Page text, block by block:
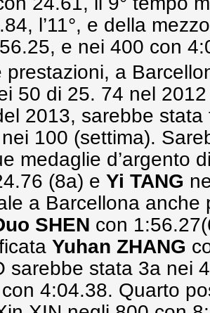
l’11°, e della
e nei 400 con
prestazioni, a
50 di 25. 74 nel
2013, sarebbe
100 (settima).
medaglie d’argento
(8a) e Yi TANG
a Barcellona anche
SHEN con
Yuhan ZHANG
sarebbe stata 3a nei
con 4:04.38. Quarto